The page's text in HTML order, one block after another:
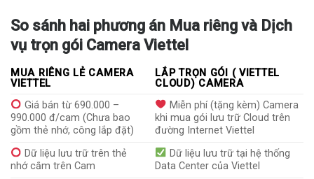
So sánh hai phương án Mua riêng và Dịch
vụ trọn gói Camera Viettel
MUA RIÊNG LẺ CAMERA
VIETTEL
LẮP TRỌN GÓI ( VIETTEL
CLOUD) CAMERA
Giá bán từ 690.000 –
990.000 đ/cam (Chưa bao
gồm thẻ nhớ, công lắp đặt)
Miễn phí (tặng kèm) Camera
khi mua gói lưu trữ Cloud trên
đường Internet Viettel
Dữ liệu lưu trữ trên thẻ
nhớ cắm trên Cam
Dữ liệu lưu trữ tại hệ thống
Data Center của Viettel